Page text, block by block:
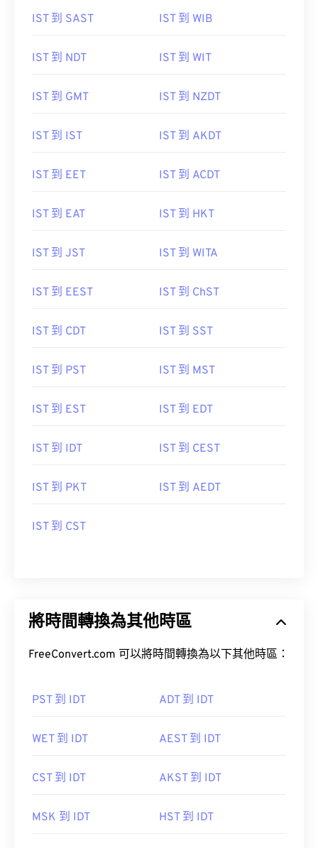
IST 到 SAST IST 到 WIB
IST 到 NDT IST 到 WIT
IST 到 GMT IST 到 NZDT
IST 到 IST IST 到 AKDT
IST 到 EET IST 到 ACDT
IST 到 EAT IST 到 HKT
IST 到 JST IST 到 WITA
IST 到 EEST IST 到 ChST
IST 到 CDT IST 到 SST
IST 到 PST IST 到 MST
IST 到 EST IST 到 EDT
IST 到 IDT IST 到 CEST
IST 到 PKT IST 到 AEDT
IST 到 CST
將時間轉換為其他時區
FreeConvert.com 可以將時間轉換為以下其他時區：
PST 到 IDT ADT 到 IDT
WET 到 IDT AEST 到 IDT
CST 到 IDT AKST 到 IDT
MSK 到 IDT HST 到 IDT